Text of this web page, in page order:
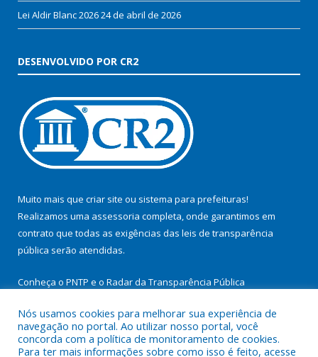
Lei Aldir Blanc 202624 de abril de 2026
DESENVOLVIDO POR CR2
Muito mais que criar site ou sistema para prefeituras!
Realizamos uma assessoria completa, onde garantimos em
contrato que todas as exigências das leis de transparência
pública serão atendidas.
Conheça o PNTP e o Radar da Transparência Pública
Nós usamos cookies para melhorar sua experiência de
navegação no portal. Ao utilizar nosso portal, você
concorda com a política de monitoramento de cookies.
Para ter mais informações sobre como isso é feito, acesse